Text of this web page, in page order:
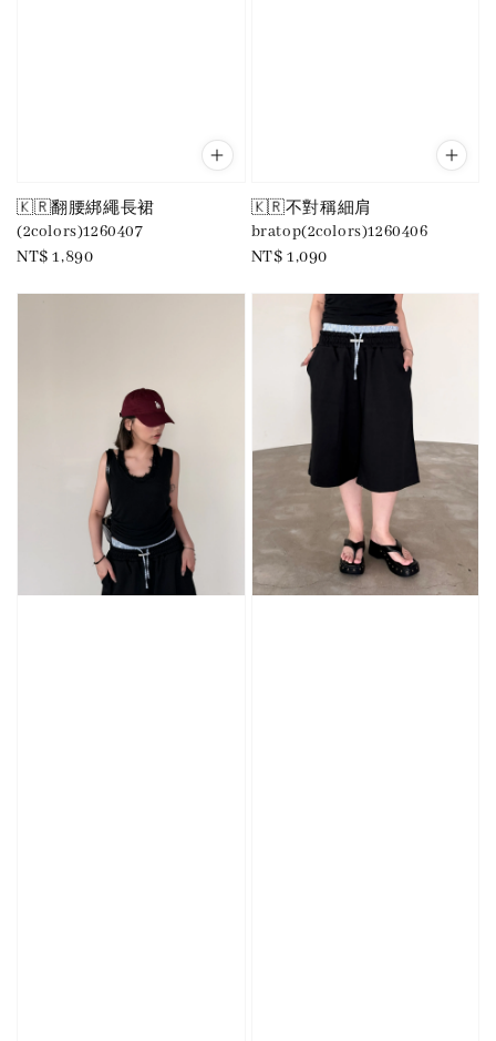
🇰🇷翻腰綁繩長裙
(2colors)1260407
Regular
NT$ 1,890
🇰🇷不對稱細肩
bratop(2colors)1260406
Regular
NT$ 1,090